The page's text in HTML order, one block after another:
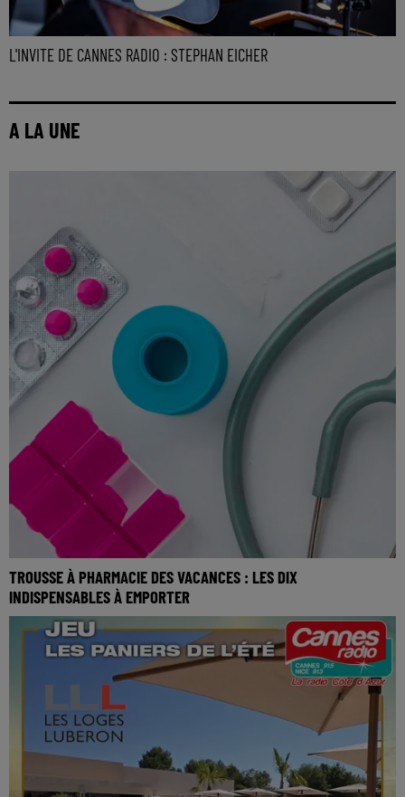
L'INVITE DE CANNES RADIO : STEPHAN EICHER
A LA UNE
TROUSSE À PHARMACIE DES VACANCES : LES DIX
INDISPENSABLES À EMPORTER